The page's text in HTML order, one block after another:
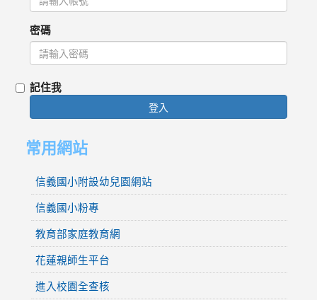
密碼
記住我
登入
常用網站
信義國小附設幼兒園網站
信義國小粉專
教育部家庭教育網
花蓮親師生平台
進入校園全查核